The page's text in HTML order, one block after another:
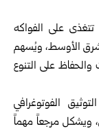
على الفواكه
الأوسط، ويُسهم
والحفاظ على التنوع
الفوتوغرافي
ويشكل مرجعاً مهماً